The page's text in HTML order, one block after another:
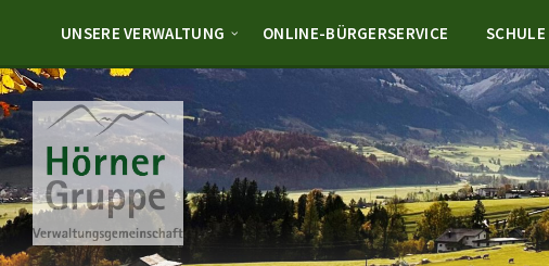
sidebar
UNSERE VERWALTUNG ONLINE-BÜRGERSERVICE